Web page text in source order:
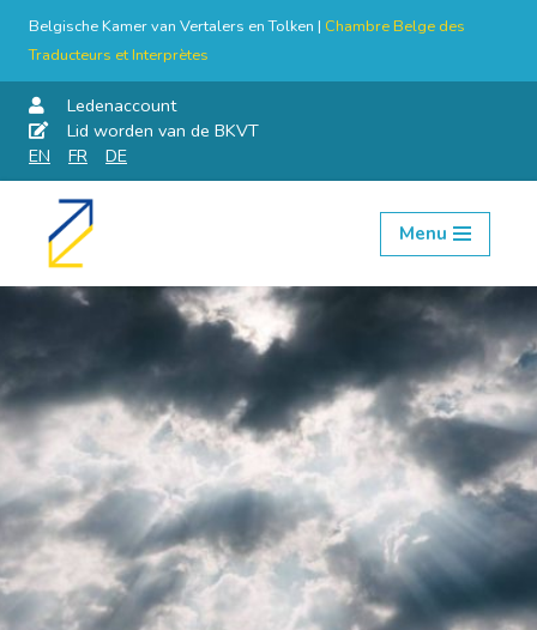
Belgische Kamer van Vertalers en Tolken | Chambre Belge des
Traducteurs et Interprètes
Ledenaccount
Lid worden van de BKVT
EN
FR DE
Skip
content
Menu